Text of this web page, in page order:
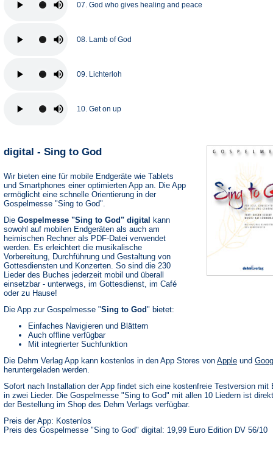
07. God who gives healing and peace
08. Lamb of God
09. Lichterloh
10. Get on up
digital - Sing to God
Wir bieten eine für mobile Endgeräte wie Tablets
und Smartphones einer optimierten App an. Die App
ermöglicht eine schnelle Orientierung in der
Gospelmesse "Sing to God".
Die Gospelmesse "Sing to God" digital kann
sowohl auf mobilen Endgeräten als auch am
heimischen Rechner als PDF-Datei verwendet
werden. Es erleichtert die musikalische
Vorbereitung, Durchführung und Gestaltung von
Gottesdiensten und Konzerten. So sind die 230
Lieder des Buches jederzeit mobil und überall
einsetzbar - unterwegs, im Gottesdienst, im Café
oder zu Hause!
Die App zur Gospelmesse "Sing to God" bietet:
Einfaches Navigieren und Blättern
Auch offline verfügbar
Mit integrierter Suchfunktion
Die Dehm Verlag App kann kostenlos in den App Stores von Apple(Öffnet
neuen
Tab)
und
heruntergeladen werden.
Sofort nach Installation der App findet sich eine kostenfreie Testversion mit
in zwei Lieder. Die Gospelmesse "Sing to God" mit allen 10 Liedern ist
der Bestellung im Shop des Dehm Verlags verfügbar.
Preis der App: Kostenlos
Preis des Gospelmesse "Sing to God" digital: 19,99 Euro Edition DV 56/10